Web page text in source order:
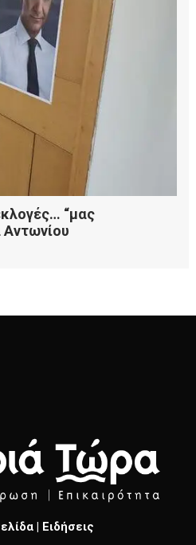
| Ειδήσεις